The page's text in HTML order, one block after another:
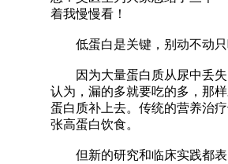
着我慢慢看！
低蛋白是关键，别动不动只
因为大量蛋白质从尿中丢失
认为，漏的多就要吃的多，那
蛋白质补上去。传统的营养治
张高蛋白饮食。
但新的研究和临床实践都表